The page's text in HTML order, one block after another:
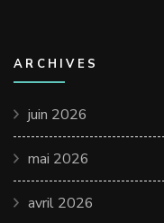
ARCHIVES
juin 2026
mai 2026
avril 2026